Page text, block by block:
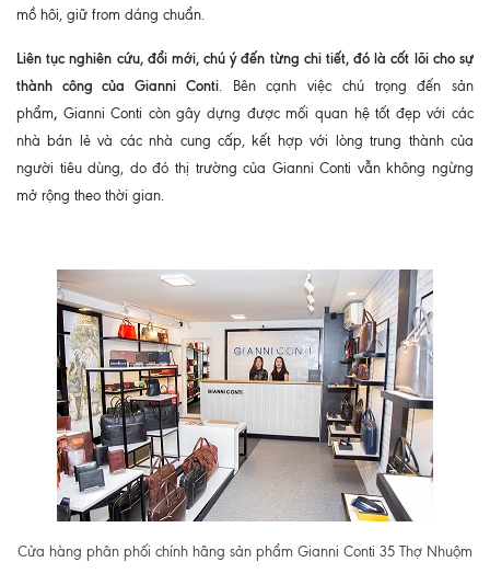
mồ hôi, giữ from dáng chuẩn.
Liên tục nghiên cứu, đổi mới, chú ý đến từng chi tiết, đó là cốt lõi cho sự
thành công của Gianni Conti. Bên cạnh việc chú trọng đến sản
phẩm, Gianni Conti còn gây dựng được mối quan hệ tốt đẹp với các
nhà bán lẻ và các nhà cung cấp, kết hợp với lòng trung thành của
người tiêu dùng, do đó thị trường của Gianni Conti vẫn không ngừng
mở rộng theo thời gian.
Cửa hàng phân phối chính hãng sản phẩm Gianni Conti 35 Thợ Nhuộm